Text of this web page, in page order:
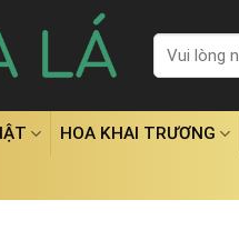
Tìm
kiếm:
HOA KHAI TRƯƠNG